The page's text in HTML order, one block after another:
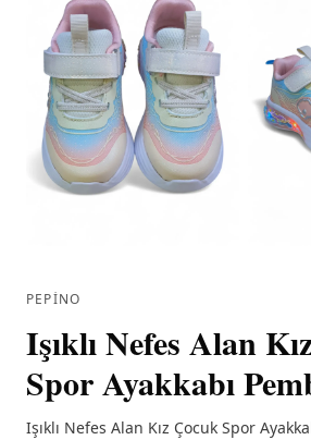
PEPINO
Işıklı Nefes Alan
Spor Ayakkabı
Işıklı Nefes Alan Kız Çocuk Spor